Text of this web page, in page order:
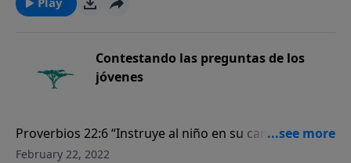
tierra”.
Contestando las preguntas de los
jóvenes
Proverbios 22:6 “Instruye al niño en su camino, y ni
aun de viejo se apartará de él”.
February 22, 2022